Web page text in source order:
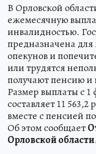
В Орловской
ежемесячную
инвалидностью.
предназначена
опекунов и
или трудятся
получают пенсию и
Размер выплаты с 1
составляет 11
вместе с пенсией
Об этом сообщает
Орловской области.